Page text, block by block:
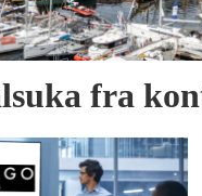
fra